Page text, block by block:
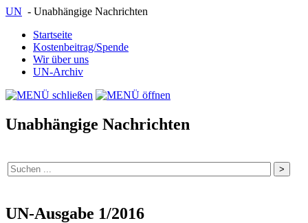
UN - Unabhängige Nachrichten
Startseite
Kostenbeitrag/Spende
Wir über uns
UN-Archiv
Unabhängige Nachrichten
UN-Ausgabe 1/2016